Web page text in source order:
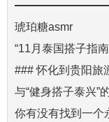
琥珀糖asmr
“11月泰国搭子指
### 怀化到贵阳旅
与“健身搭子泰兴”
你有没有找到一个